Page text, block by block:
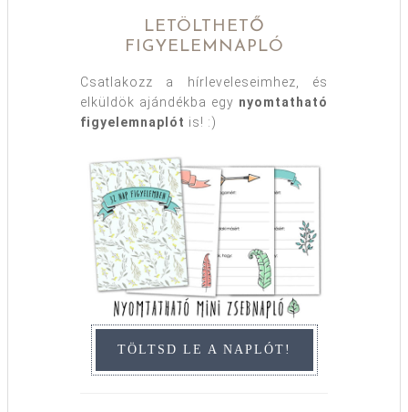
LETÖLTHETŐ
FIGYELEMNAPLÓ
Csatlakozz a hírleveleseimhez, és
elküldök ajándékba egy nyomtatható
figyelemnaplót is! :)
TÖLTSD LE A NAPLÓT!